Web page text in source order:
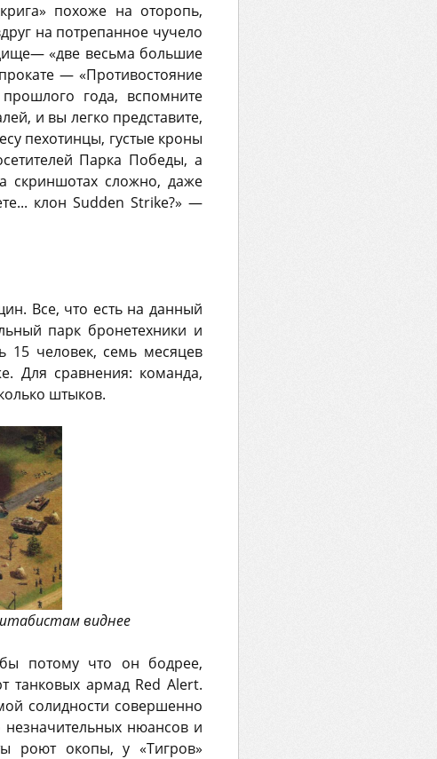
похоже на оторопь,
на потрепанное чучело
«две весьма большие
— «Противостояние
года, вспомните
и вы легко представите,
пехотинцы, густые кроны
Парка Победы, а
скриншотах сложно, даже
клон Sudden Strike?» —
Все, что есть на данный
парк бронетехники и
15 человек, семь месяцев
Для сравнения: команда,
штыков.
виднее
потому что он бодрее,
танковых армад Red Alert.
солидности совершенно
нюансов и
роют окопы, у «Тигров»